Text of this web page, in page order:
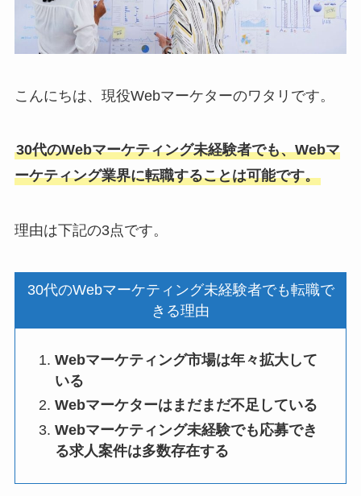
こんにちは、現役Webマーケターのワタリです。
30代のWebマーケティング未経験者でも、Webマ
ーケティング業界に転職することは可能です。
理由は下記の3点です。
30代のWebマーケティング未経験者でも転職で
きる理由
Webマーケティング市場は年々拡大して
いる
Webマーケターはまだまだ不足している
Webマーケティング未経験でも応募でき
る求人案件は多数存在する